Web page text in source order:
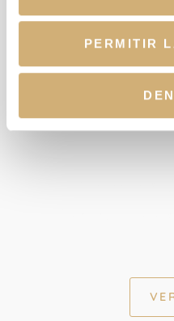
PERMITIR